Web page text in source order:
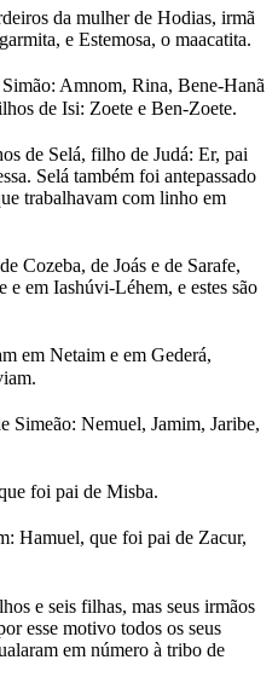
da mulher de Hodias, irmã
e Estemosa, o maacatita.
Amnom, Rina, Bene-Hanã
de Isi: Zoete e Ben-Zoete.
de Selá, filho de Judá: Er, pai
Selá também foi antepassado
trabalhavam com linho em
Cozeba, de Joás e de Sarafe,
e em Iashúvi-Léhem, e estes são
em Netaim e em Gederá,
Simeão: Nemuel, Jamim, Jaribe,
foi pai de Misba.
Hamuel, que foi pai de Zacur,
e seis filhas, mas seus irmãos
esse motivo todos os seus
em número à tribo de